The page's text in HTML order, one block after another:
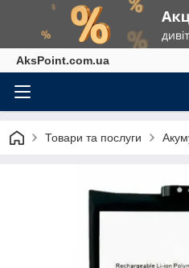
AksPoint.com.ua
Товари та послуги